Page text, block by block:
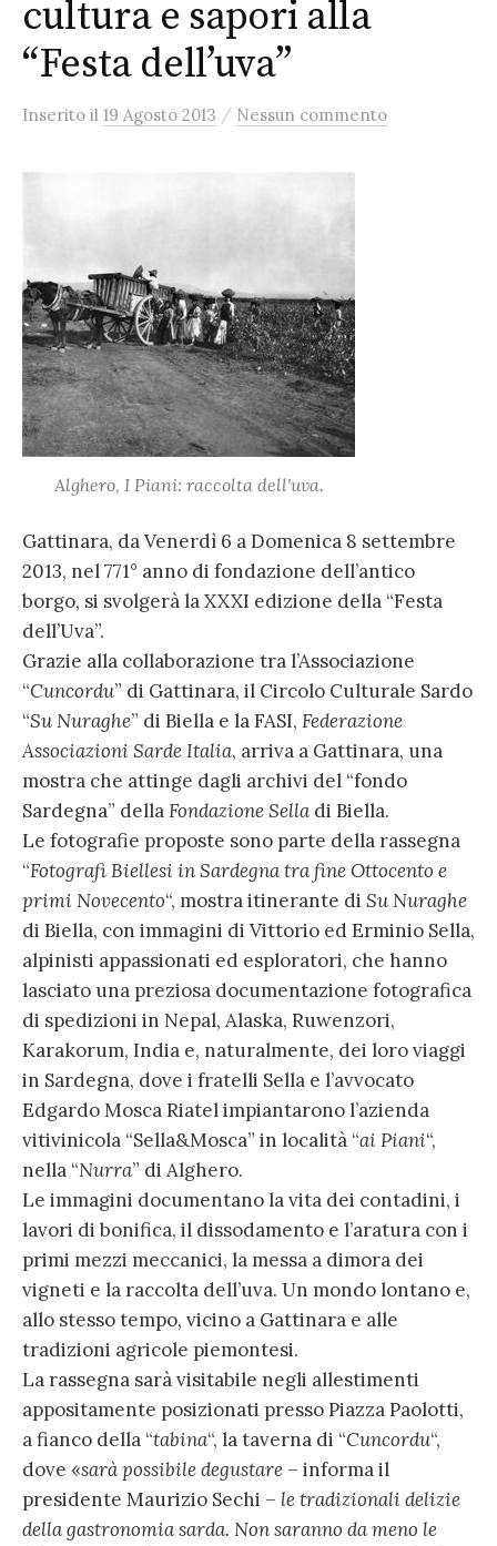
cultura e sapori alla
“Festa dell’uva”
Inserito il 19 Agosto 2013 / Nessun commento
Alghero, I Piani: raccolta dell'uva.
Gattinara, da Venerdì 6 a Domenica 8 settembre
2013, nel 771° anno di fondazione dell’antico
borgo, si svolgerà la XXXI edizione della “Festa
dell’Uva”.
Grazie alla collaborazione tra l’Associazione
“Cuncordu” di Gattinara, il Circolo Culturale Sardo
“Su Nuraghe” di Biella e la FASI, Federazione
Associazioni Sarde Italia, arriva a Gattinara, una
mostra che attinge dagli archivi del “fondo
Sardegna” dellaFondazione Sella di Biella.
Le fotografie proposte sono parte della rassegna
“Fotografi Biellesi in Sardegna tra fine Ottocento e
primi Novecento“, mostra itinerante di Su Nuraghe
di Biella, con immagini di Vittorio ed Erminio Sella,
alpinisti appassionati ed esploratori, che hanno
lasciato una preziosa documentazione fotografica
di spedizioni in Nepal, Alaska, Ruwenzori,
Karakorum, India e, naturalmente, dei loro viaggi
in Sardegna, dove i fratelli Sella e l’avvocato
Edgardo Mosca Riatel impiantarono l’azienda
vitivinicola “Sella&Mosca” in località “ai Piani“,
nella “Nurra” di Alghero.
Le immagini documentano la vita dei contadini, i
lavori di bonifica, il dissodamento e l’aratura con i
primi mezzi meccanici, la messa a dimora dei
vigneti e la raccolta dell’uva. Un mondo lontano e,
allo stesso tempo, vicino a Gattinara e alle
tradizioni agricole piemontesi.
La rassegna sarà visitabile negli allestimenti
appositamente posizionati presso Piazza Paolotti,
a fianco della “tabina“, la taverna di “Cuncordu“,
dove «sarà possibile degustare – informa il
presidente Maurizio Sechi – le tradizionali delizie
della gastronomia sarda. Non saranno da meno le